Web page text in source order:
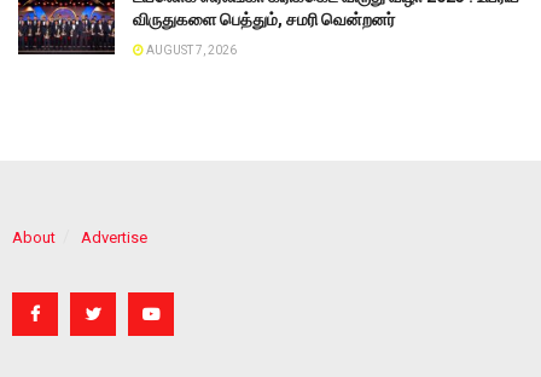
விருதுகளை பெத்தும், சமரி வென்றனர்
AUGUST 7, 2026
About Advertise